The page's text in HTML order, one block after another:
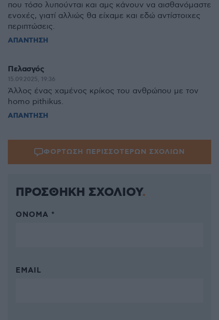
που τόσο λυπούνται και αμς κάνουν να αισθανόμαστε
ενοχές, γιατί αλλιώς θα είχαμε και εδώ αντίστοιχες
περιπτώσεις.
ΑΠΑΝΤΗΣΗ
Πελασγός
15.09.2025, 19:36
Άλλος ένας χαμένος κρίκος του ανθρώπου με τον
homo pithikus.
ΑΠΑΝΤΗΣΗ
ΦΟΡΤΩΣΗ ΠΕΡΙΣΣΟΤΕΡΩΝ ΣΧΟΛΙΩΝ
ΠΡΟΣΘΗΚΗ ΣΧΟΛΙΟΥ
ΌΝΟΜΑ *
EMAIL